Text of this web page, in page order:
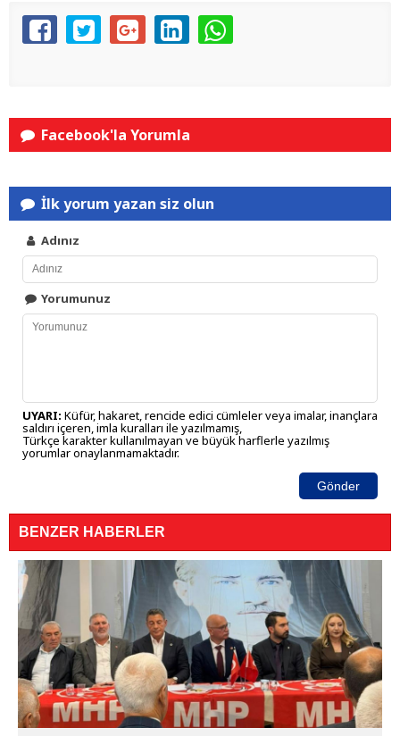
Facebook'la Yorumla
İlk yorum yazan siz olun
Adınız
Yorumunuz
UYARI: Küfür, hakaret, rencide edici cümleler veya imalar, inançlara
saldırı içeren, imla kuralları ile yazılmamış,
Türkçe karakter kullanılmayan ve büyük harflerle yazılmış
yorumlar onaylanmamaktadır.
Gönder
BENZER HABERLER